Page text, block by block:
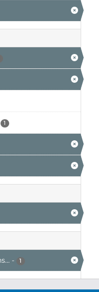
1
- 1